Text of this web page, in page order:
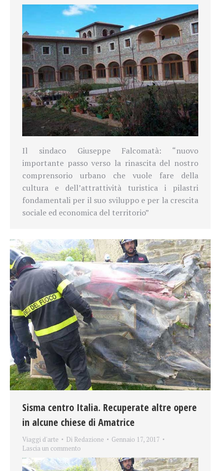
Il sindaco Giuseppe Falcomatà: “nuovo
importante passo verso la rinascita del nostro
comprensorio urbano che vuole fare della
cultura e dell’attrattività turistica i pilastri
fondamentali per il suo sviluppo e per la crescita
sociale ed economica del territorio”
Sisma centro Italia. Recuperate altre opere
in alcune chiese di Amatrice
Viaggi d'arte Di Redazione
Gennaio 17, 2017
Lascia un commento